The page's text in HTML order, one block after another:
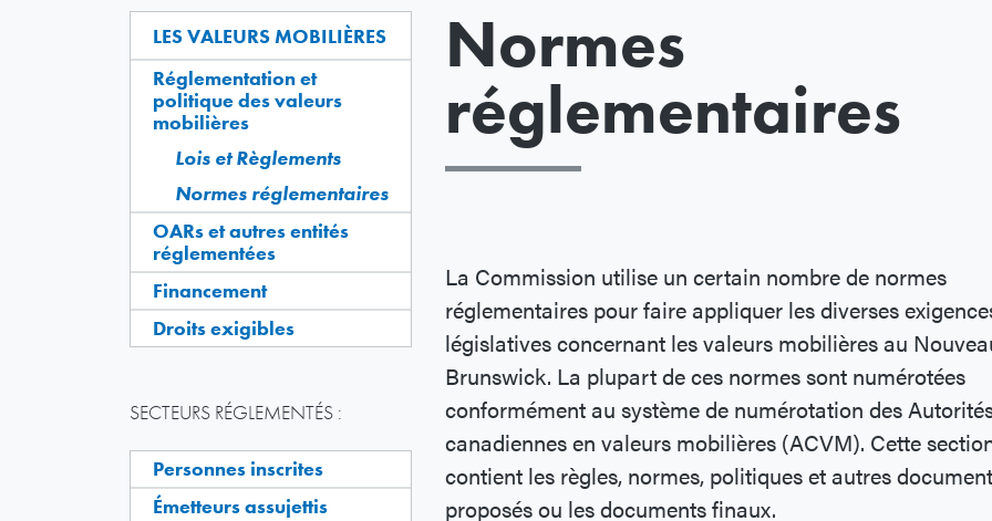
LES VALEURS MOBILIÈRES
Réglementation et
politique des valeurs
mobilières
Lois et Règlements
Normes réglementaires
OARs et autres entités
réglementées
Financement
Droits exigibles
SECTEURS RÉGLEMENTÉS :
Personnes inscrites
Émetteurs assujettis
Normes
réglementaires
La Commission utilise un certain nombre de normes
réglementaires pour faire appliquer les diverses
législatives concernant les valeurs mobilières au
Brunswick. La plupart de ces normes sont numérotées
conformément au système de numérotation des
canadiennes en valeurs mobilières (ACVM). Cette
contient les règles, normes, politiques et autres
proposés ou les documents finaux.